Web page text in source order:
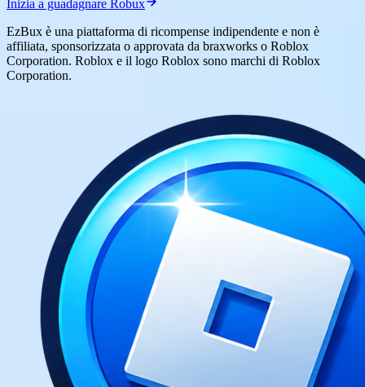
Inizia a guadagnare Robux
EzBux è una piattaforma di ricompense indipendente e non è
affiliata, sponsorizzata o approvata da braxworks o Roblox
Corporation. Roblox e il logo Roblox sono marchi di Roblox
Corporation.